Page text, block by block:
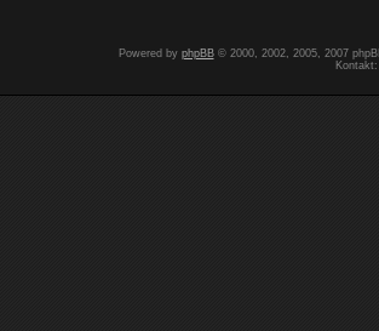
Powered by phpBB© 2000, 2002, 2005, 2007